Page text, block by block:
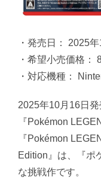
・発売日： 2025
・希望小売価格：
・対応機種：
2025年10月16日
『Pokémon
『Pokémon
Edition』は、『ポ
な挑戦作です。